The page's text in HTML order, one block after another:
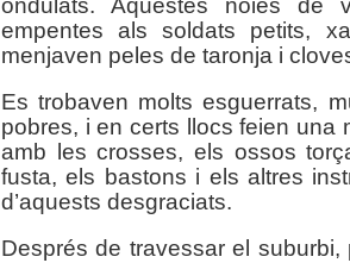
ondulats. Aquestes noies de
empentes als soldats petits,
menjaven peles de taronja i
Es trobaven molts esguerrats,
pobres, i en certs llocs feien una
amb les crosses, els ossos
fusta, els bastons i els altres
d’aquests desgraciats.
Després de travessar el suburbi,